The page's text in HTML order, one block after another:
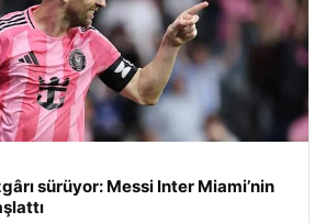
sürüyor: Messi Inter Miami’nin